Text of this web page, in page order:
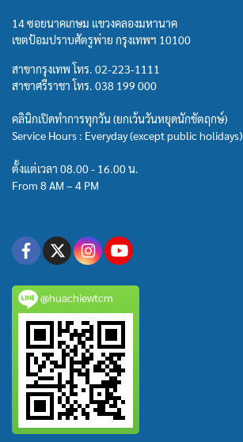
14 ซอยนาคเกษม แขวงคลองมหานาค
เขตป้อมปราบศัตรูพ่าย กรุงเทพฯ 10100
สาขากรุงเทพ โทร. 02-223-1111
สาขาศรีราชา โทร. 038 199 000
คลินิกเปิดทำการทุกวัน (ยกเว้นวันหยุดนักขัตฤกษ์)
Service Hours : Everyday (except public holidays)
ตั้งแต่เวลา 08.00 - 16.00 น.
From 8 AM – 4 PM
@huachiewtcm